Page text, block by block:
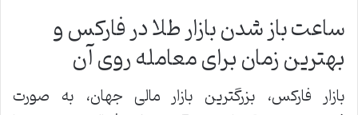
ساعت باز شدن بازار طلا در فارکس و
بهترین زمان برای معامله روی آن
بازار فارکس، بزرگترین بازار مالی جهان، به صورت